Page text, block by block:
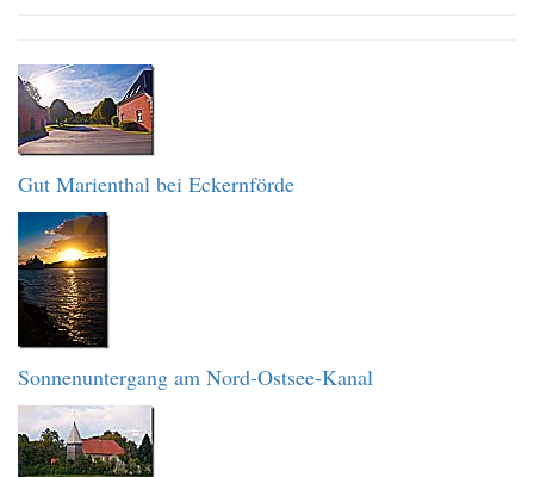
Gut Marienthal bei Eckernförde
Sonnenuntergang am Nord-Ostsee-Kanal